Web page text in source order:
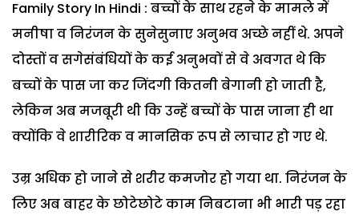
Family Story In Hindi : बच्चों के साथ रहने के मामले में
मनीषा व निरंजन के सुनेसुनाए अनुभव अच्छे नहीं थे. अपने
दोस्तों व सगेसंबंधियों के कई अनुभवों से वे अवगत थे कि
बच्चों के पास जा कर जिंदगी कितनी बेगानी हो जाती है,
लेकिन अब मजबूरी थी कि उन्हें बच्चों के पास जाना ही था
क्योंकि वे शारीरिक व मानसिक रूप से लाचार हो गए थे.
उम्र अधिक हो जाने से शरीर कमजोर हो गया था. निरंजन के
लिए अब बाहर के छोटेछोटे काम निबटाना भी भारी पड़ रहा